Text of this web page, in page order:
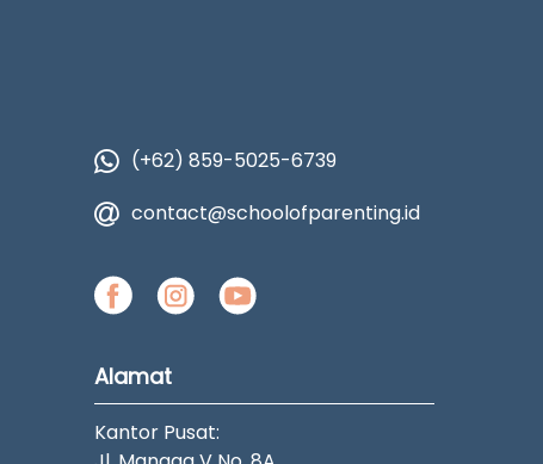
(+62) 859-5025-6739
contact@schoolofparenting.id
Alamat
Kantor Pusat: